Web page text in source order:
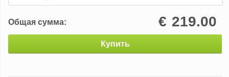
Общая сумма: 219.00
€
Купить